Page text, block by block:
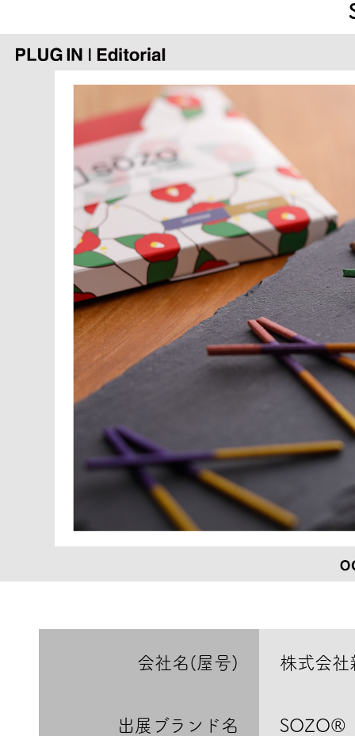
会社名(屋号) 株式会社
出展ブランド名 SOZO®